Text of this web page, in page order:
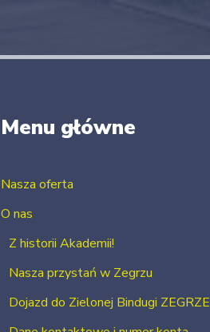
Menu główne
Nasza oferta
O nas
Z historii Akademii!
Nasza przystań w Zegrzu
Dojazd do Zielonej Bindugi ZEGRZE